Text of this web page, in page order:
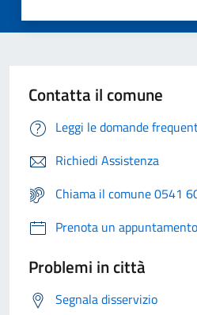
Contatta il comune
Leggi le domande
Richiedi Assistenza
Chiama il comune 0541
Prenota un appuntamento
Problemi in città
Segnala disservizio